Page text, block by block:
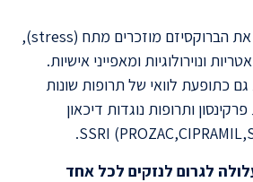
בין הגורמים המחמירים את הברוקסיזם מוזכרים מתח (stress),
ונוירולוגיות ומאפייני אישיות.
כתופעת לוואי של תרופות שונות
ותרופות נוגדות דיכאון
לגרום לנזקים לכל אחד